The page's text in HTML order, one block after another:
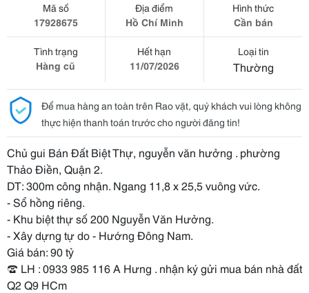
Mã số
17928675
Địa điểm
Hồ Chí Minh
Hình thức
Cần bán
Tình trạng
Hàng cũ
Hết hạn
11/07/2026
Loại tin
Thường
Để mua hàng an toàn trên Rao vặt, quý khách vui lòng không
thực hiện thanh toán trước cho người đăng tin!
Chủ gui Bán Đất Biệt Thự, nguyễn văn hưởng . phường
Thảo Điền, Quận 2.
DT: 300m công nhận. Ngang 11,8 x 25,5 vuông vức.
- Sổ hồng riêng.
- Khu biệt thự số 200 Nguyễn Văn Hưởng.
- Xây dựng tự do - Hướng Đông Nam.
Giá bán: 90 tỷ
☎️ LH : 0933 985 116 A Hưng . nhận ký gửi mua bán nhà đất
Q2 Q9 HCm